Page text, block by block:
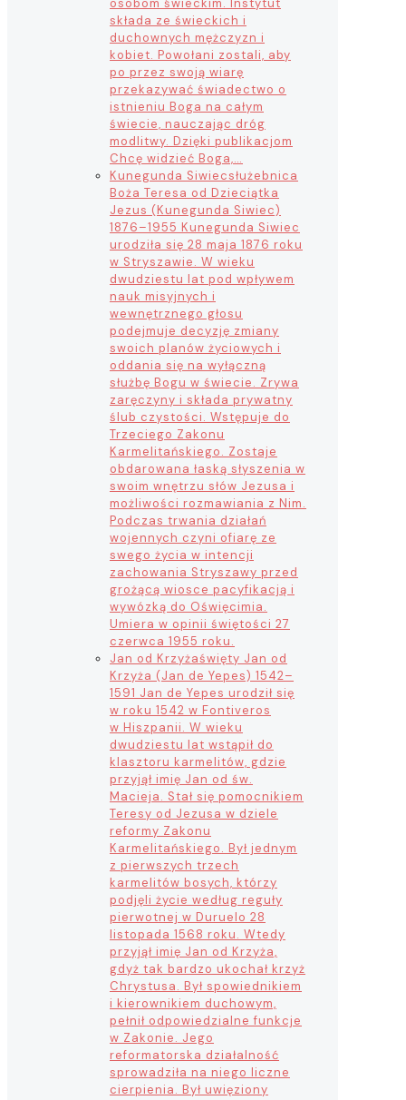
składa ze świeckich i
duchownych mężczyzn i
kobiet. Powołani zostali, aby
po przez swoją wiarę
przekazywać świadectwo o
istnieniu Boga na całym
świecie, nauczając dróg
modlitwy. Dzięki publikacjom
Chcę widzieć Boga,…
Kunegunda Siwiecsłużebnica
Boża Teresa od Dzieciątka
Jezus (Kunegunda Siwiec)
1876–1955 Kunegunda Siwiec
urodziła się 28 maja 1876 roku
w Stryszawie. W wieku
dwudziestu lat pod wpływem
nauk misyjnych i
wewnętrznego głosu
podejmuje decyzję zmiany
swoich planów życiowych i
oddania się na wyłączną
służbę Bogu w świecie. Zrywa
zaręczyny i składa prywatny
ślub czystości. Wstępuje do
Trzeciego Zakonu
Karmelitańskiego. Zostaje
obdarowana łaską słyszenia w
swoim wnętrzu słów Jezusa i
możliwości rozmawiania z Nim.
Podczas trwania działań
wojennych czyni ofiarę ze
swego życia w intencji
zachowania Stryszawy przed
grożącą wiosce pacyfikacją i
wywózką do Oświęcimia.
Umiera w opinii świętości 27
czerwca 1955 roku.
Jan od Krzyżaświęty Jan od
Krzyża (Jan de Yepes) 1542–
1591 Jan de Yepes urodził się
w roku 1542 w Fontiveros
w Hiszpanii. W wieku
dwudziestu lat wstąpił do
klasztoru karmelitów, gdzie
przyjął imię Jan od św.
Macieja. Stał się pomocnikiem
Teresy od Jezusa w dziele
reformy Zakonu
Karmelitańskiego. Był jednym
z pierwszych trzech
karmelitów bosych, którzy
podjęli życie według reguły
pierwotnej w Duruelo 28
listopada 1568 roku. Wtedy
przyjął imię Jan od Krzyża,
gdyż tak bardzo ukochał krzyż
Chrystusa. Był spowiednikiem
i kierownikiem duchowym,
pełnił odpowiedzialne funkcje
w Zakonie. Jego
reformatorska działalność
sprowadziła na niego liczne
cierpienia. Był uwięziony